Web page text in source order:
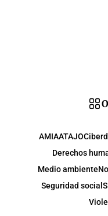
AMIAATAJO
Derechos
Medio ambiente
Seguridad social